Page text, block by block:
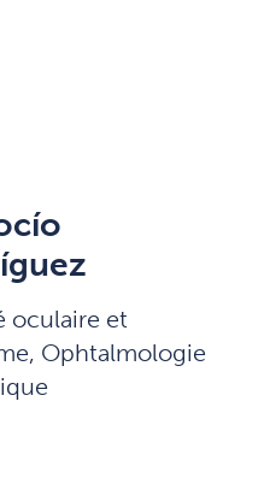
oculaire et
Ophtalmologie